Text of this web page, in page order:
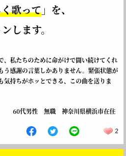
歌って 」を、
します。
、私たちのために命がけで闘い続けてくれ
う感謝の言葉しかありません。緊張状態が
気持ちがホッとできる、この曲を送りま
60代男性 無職 神奈川県横浜市在住
2